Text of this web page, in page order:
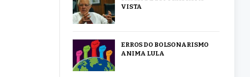
VISTA
ERROS DO BOLSONARISMO
ANIMA LULA